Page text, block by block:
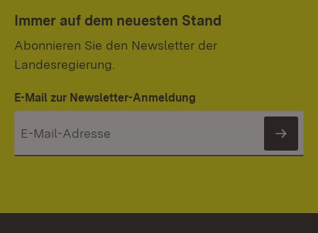
Immer auf dem neuesten Stand
Abonnieren Sie den Newsletter der
Landesregierung.
E-Mail zur Newsletter-Anmeldung